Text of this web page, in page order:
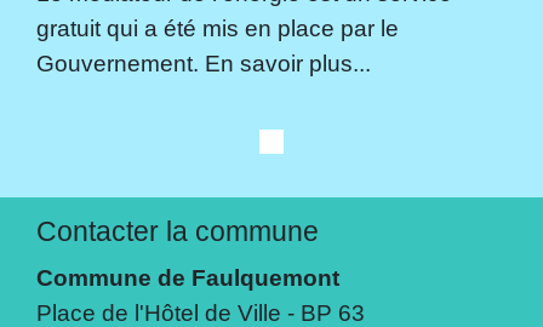
gratuit qui a été mis en place par le
Gouvernement. En savoir plus...
Contacter la commune
Commune de Faulquemont
Place de l'Hôtel de Ville - BP 63